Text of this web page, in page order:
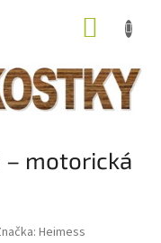
– motorická
Heimess